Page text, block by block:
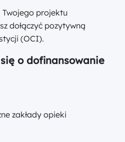
Twojego projektu
dołączyć pozytywną
(OCI).
o dofinansowanie
zakłady opieki